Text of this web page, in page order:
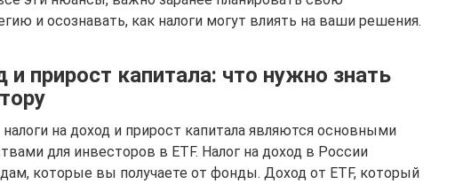
и осознавать, как налоги могут влиять на ваши решения.
и прирост капитала: что нужно знать
на доход и прирост капитала являются основными
для инвесторов в ETF. Налог на доход в России
которые вы получаете от фонды. Доход от ETF, который